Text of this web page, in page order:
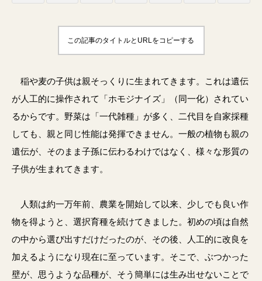
この記事のタイトルとURLをコピーする
稲や麦の子供は親そっくりに生まれてきます。これは遺伝
が人工的に操作されて「ホモジナイズ」（同一化）されてい
るからです。野菜は「一代雑種」が多く、二代目を自家採種
しても、親と同じ性能は発揮できません。一般の植物も親の
遺伝が、そのまま子孫に伝わるわけではなく、様々な形質の
子供が生まれてきます。
人類は約一万年前、農業を開始して以来、少しでも良い作
物を得ようと、選択育種を続けてきました。初めの頃は自然
の中から選び出すだけだったのが、その後、人工的に改良を
加えるようになり現在に至っています。そこで、ぶつかった
壁が、思うような品種が、そう簡単には生み出せないことで